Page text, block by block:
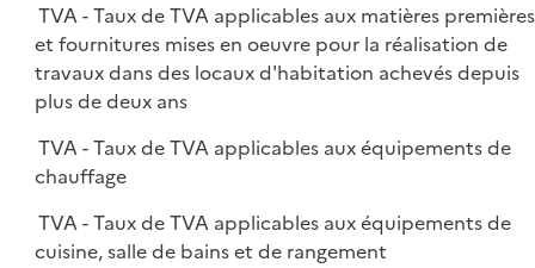
TVA - Taux de TVA applicables aux matières premières
et fournitures mises en oeuvre pour la réalisation de
travaux dans des locaux d'habitation achevés depuis
plus de deux ans
TVA - Taux de TVA applicables aux équipements de
chauffage
TVA - Taux de TVA applicables aux équipements de
cuisine, salle de bains et de rangement